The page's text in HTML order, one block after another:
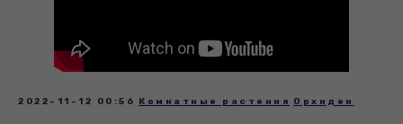
2022-11-12 00:56 Комнатные растения Орхидеи